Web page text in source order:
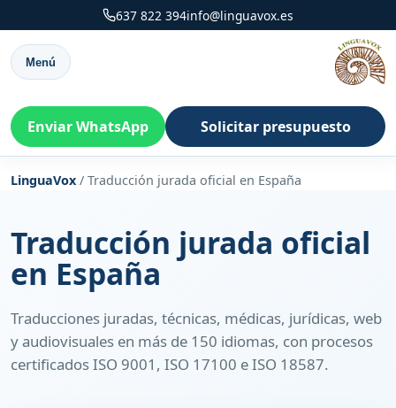
637 822 394info@linguavox.es
Menú
Enviar WhatsApp Solicitar presupuesto
LinguaVox / Traducción jurada oficial en España
Traducción jurada oficial
en España
Traducciones juradas, técnicas, médicas, jurídicas, web
y audiovisuales en más de 150 idiomas, con procesos
certificados ISO 9001, ISO 17100 e ISO 18587.